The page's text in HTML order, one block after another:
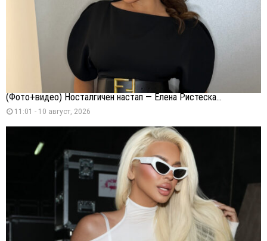
(Фото+видео) Носталгичен настап — Елена Ристеска...
11:01 - 10 август, 2026